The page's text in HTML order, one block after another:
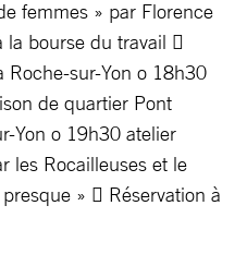
femmes » par Florence
la bourse du travail 
sur-Yon o 18h30
de quartier Pont
Yon o 19h30 atelier
les Rocailleuses et le
»  Réservation à